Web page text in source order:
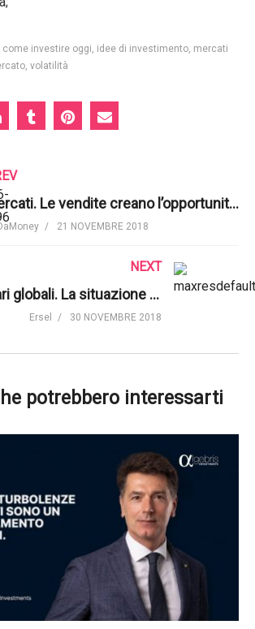
come investire oggi idee di investimento mercati
volatilità
Mercati. Le vendite creano l’opportunità per un check-up del portafoglio | Morningstar
21 NOVEMBRE 2018
NEXT
Mercati azionari globali. La situazione a fine novembre 2018 | Ersel
Ersel 30 NOVEMBRE 2018
potrebbero interessarti